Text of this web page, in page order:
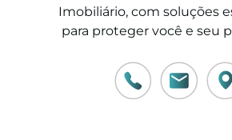
Imobiliário, com soluções
para proteger você e seu